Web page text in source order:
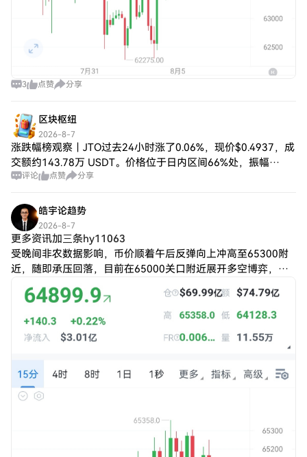
3 点赞 分享
区块枢纽
2026-8-7
涨跌幅榜观察｜JTO过去24小时涨了0.06%，现价$0.4937，成
交额约143.78万 USDT。价格位于日内区间66%处，振幅
7.86%：涨幅还没有消失，位置却落回日内中部，后面能否再
评论 点赞 分享
皓宇论趋势
2026-8-7
更多资讯加三条hy11063
受晚间非农数据影响，币价顺着午后反弹向上冲高至65300附
近，随即承压回落，目前在65000关口附近展开多空博弈，维
持窄幅震荡。 晚间直播给出的盘面预判已经逐步得到市场验
证，行情仍需要时间消化整理，区